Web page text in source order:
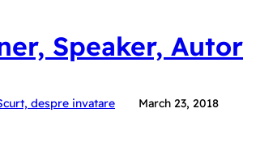
Speaker, Autor
despre invatare March 23, 2018